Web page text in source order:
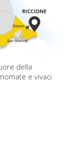
della
e vivaci